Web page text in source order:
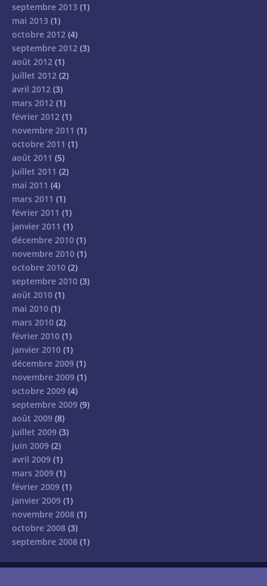
septembre 2013 (1)
mai 2013 (1)
octobre 2012 (4)
septembre 2012 (3)
août 2012 (1)
juillet 2012 (2)
avril 2012 (3)
mars 2012 (1)
février 2012 (1)
novembre 2011 (1)
octobre 2011 (1)
août 2011 (5)
juillet 2011 (2)
mai 2011 (4)
mars 2011 (1)
février 2011 (1)
janvier 2011 (1)
décembre 2010 (1)
novembre 2010 (1)
octobre 2010 (2)
septembre 2010 (3)
août 2010 (1)
mai 2010 (1)
mars 2010 (2)
février 2010 (1)
janvier 2010 (1)
décembre 2009 (1)
novembre 2009 (1)
octobre 2009 (4)
septembre 2009 (9)
août 2009 (8)
juillet 2009 (3)
juin 2009 (2)
avril 2009 (1)
mars 2009 (1)
février 2009 (1)
janvier 2009 (1)
novembre 2008 (1)
octobre 2008 (3)
septembre 2008 (1)